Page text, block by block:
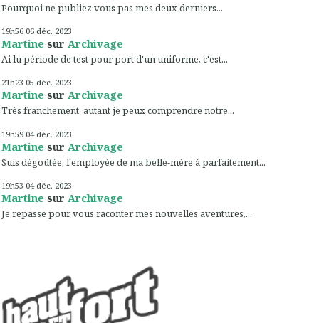
Pourquoi ne publiez vous pas mes deux derniers...
19h56 06 déc. 2023
Martine sur Archivage
Ai lu période de test pour port d'un uniforme, c'est...
21h23 05 déc. 2023
Martine sur Archivage
Très franchement, autant je peux comprendre notre...
19h59 04 déc. 2023
Martine sur Archivage
Suis dégoûtée, l'employée de ma belle-mère à parfaitement...
19h53 04 déc. 2023
Martine sur Archivage
Je repasse pour vous raconter mes nouvelles aventures,...